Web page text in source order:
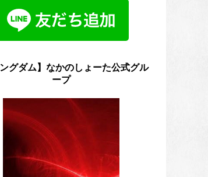
ングダム】なかのしょーた公式グル
ープ